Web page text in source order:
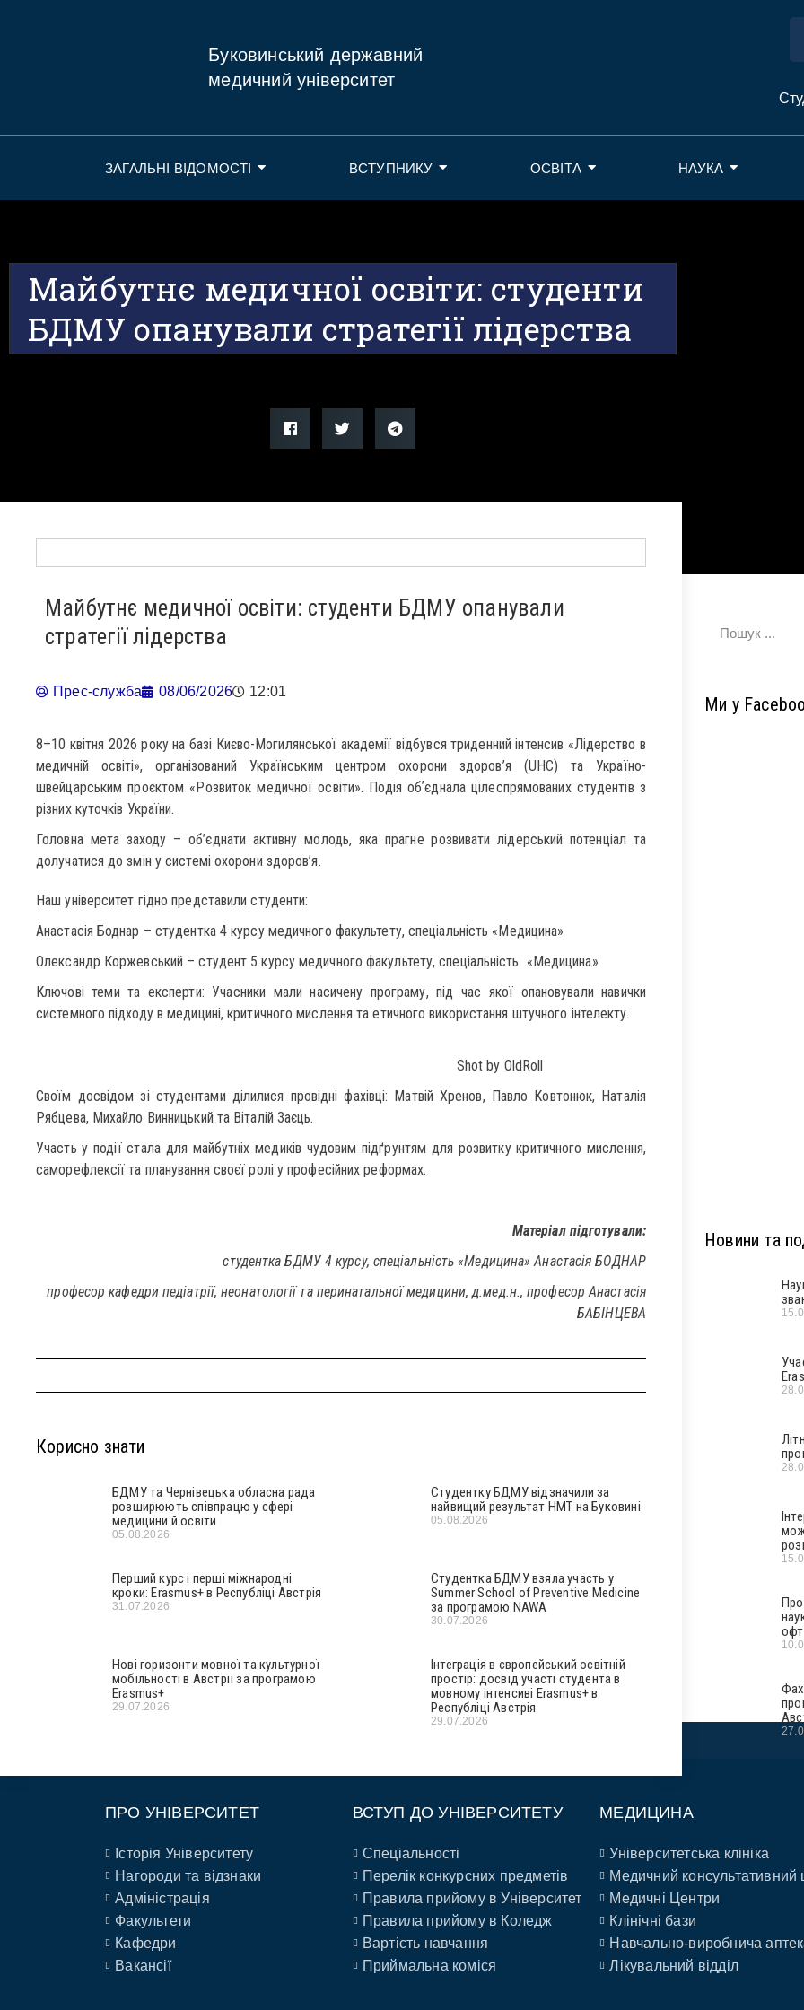
Буковинський державний
медичний університет
ЗАГАЛЬНІ ВІДОМОСТІ ВСТУПНИКУ ОСВІТА НАУКА
Майбутнє медичної освіти: студенти
БДМУ опанували стратегії лідерства
Майбутнє медичної освіти: студенти БДМУ опанували
стратегії лідерства
Прес-служба 08/06/2026 12:01
8–10 квітня 2026 року на базі Києво-Могилянської академії відбувся триденний інтенсив «Лідерство в
медичній освіті», організований Українським центром охорони здоров’я (UHC) та Україно-
швейцарським проєктом «Розвиток медичної освіти». Подія обʼєднала цілеспрямованих студентів з
різних куточків України.
Головна мета заходу – об’єднати активну молодь, яка прагне розвивати лідерський потенціал та
долучатися до змін у системі охорони здоров’я.
Наш університет гідно представили студенти:
Анастасія Боднар – студентка 4 курсу медичного факультету, спеціальність «Медицина»
Олександр Коржевський – студент 5 курсу медичного факультету, спеціальність «Медицина»
Ключові теми та експерти: Учасники мали насичену програму, під час якої опановували навички
системного підходу в медицині, критичного мислення та етичного використання штучного інтелекту.
Shot by OldRoll
Своїм досвідом зі студентами ділилися провідні фахівці: Матвій Хренов, Павло Ковтонюк, Наталія
Рябцева, Михайло Винницький та Віталій Заєць.
Участь у події стала для майбутніх медиків чудовим підґрунтям для розвитку критичного мислення,
саморефлексії та планування своєї ролі у професійних реформах.
Матеріал підготували:
студентка БДМУ 4 курсу, спеціальність «Медицина» Анастасія БОДНАР
професор кафедри педіатрії, неонатології та перинатальної медицини, д.мед.н., професор Анастасія
БАБІНЦЕВА
Корисно знати
БДМУ та Чернівецька обласна рада
розширюють співпрацю у сфері
медицини й освіти
05.08.2026
Студентку БДМУ відзначили за
найвищий результат НМТ на Буковині
05.08.2026
Перший курс і перші міжнародні
кроки: Erasmus+ в Республіці Австрія
31.07.2026
Студентка БДМУ взяла участь у
Summer School of Preventive Medicine
за програмою NAWA
30.07.2026
Нові горизонти мовної та культурної
мобільності в Австрії за програмою
Erasmus+
29.07.2026
Інтеграція в європейський освітній
простір: досвід участі студента в
мовному інтенсиві Erasmus+ в
Республіці Австрія
29.07.2026
Ми у
Новини та
ПРО УНІВЕРСИТЕТ
Історія Університету
Нагороди та відзнаки
Адміністрація
Факультети
Кафедри
Вакансії
ВСТУП ДО УНІВЕРСИТЕТУ
Спеціальності
Перелік конкурсних предметів
Правила прийому в Університет
Правила прийому в Коледж
Вартість навчання
Приймальна коміся
МЕДИЦИНА
Університетська клініка
Медичний консультативний
Медичні Центри
Клінічні бази
Навчально-виробнича
Лікувальний відділ